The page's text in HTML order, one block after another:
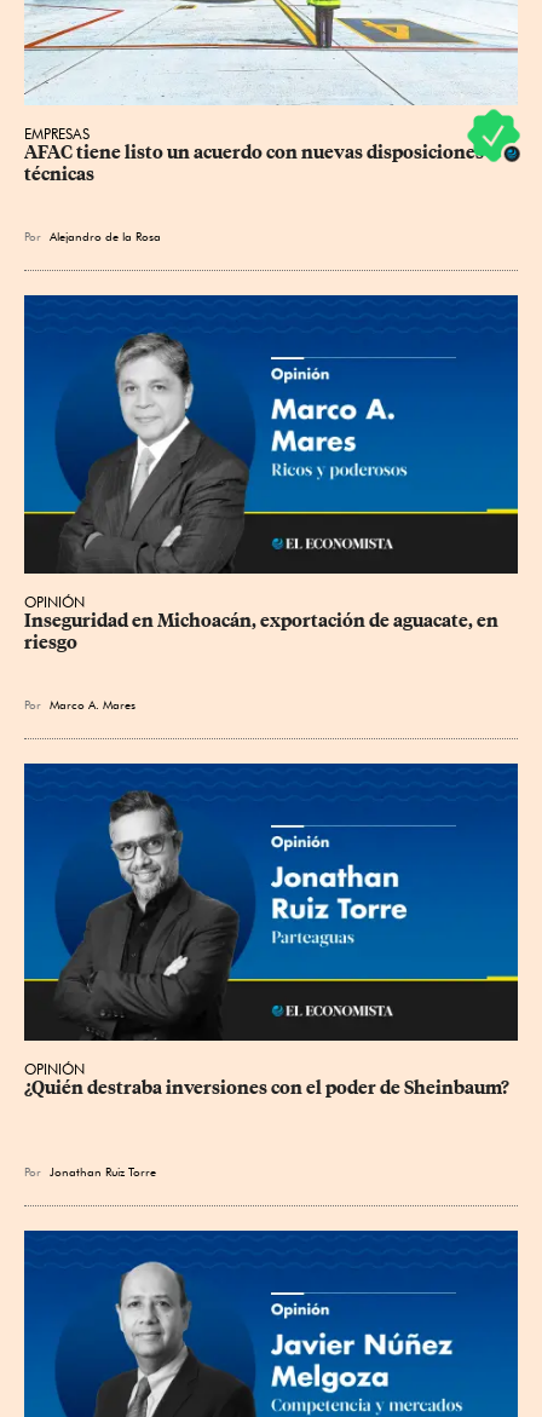
EMPRESAS
AFAC tiene listo un acuerdo con nuevas disposiciones
técnicas
Por Alejandro de la Rosa
OPINIÓN
Inseguridad en Michoacán, exportación de aguacate, en
riesgo
Por Marco A. Mares
OPINIÓN
¿Quién destraba inversiones con el poder de Sheinbaum?
Por Jonathan Ruiz Torre